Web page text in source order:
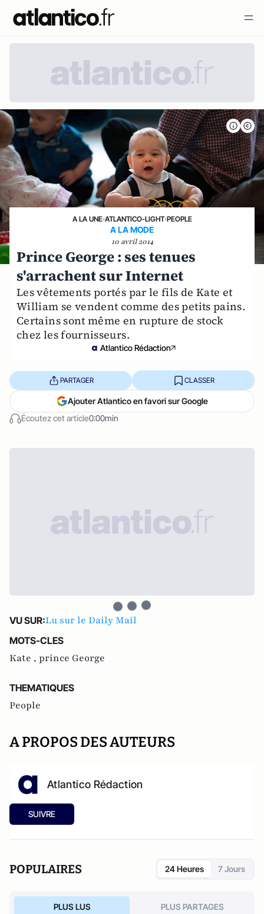
A LA UNE›ATLANTICO-LIGHT›PEOPLE
A LA MODE
10 avril 2014
Prince George : ses tenues
s'arrachent sur Internet
Les vêtements portés par le fils de Kate et
William se vendent comme des petits pains.
Certains sont même en rupture de stock
chez les fournisseurs.
Atlantico Rédaction
Écoutez cet article0:00min
PARTAGER CLASSER
Ajouter Atlantico en favori sur Google
VU SUR:Lu sur le Daily Mail
MOTS-CLES
Kate , prince George
THEMATIQUES
People
A PROPOS DES AUTEURS
Atlantico Rédaction
SUIVRE
POPULAIRES 24 Heures 7 Jours
PLUS LUS PLUS PARTAGES